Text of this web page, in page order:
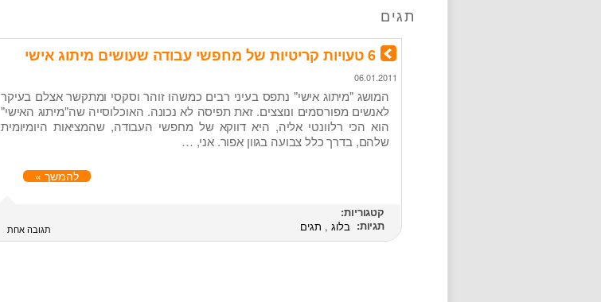
תגים
6 טעויות קריטיות של מחפשי עבודה שעושים מיתוג אישי
06.01.2011
המושג "מיתוג אישי" נתפס בעיני רבים כמשהו זוהר וסקסי ומתקשר אצלם בעיקר
לאנשים מפורסמים ונוצצים. זאת תפיסה לא נכונה. האוכלוסייה שה"מיתוג האישי"
הוא הכי רלוונטי אליה, היא דווקא של מחפשי העבודה, שהמציאות היומיומית
שלהם, בדרך כלל צבועה בגוון אפור. אני, …
להמשך »
קטגוריות:
תגיות: בלוג , תגים תגובה אחת